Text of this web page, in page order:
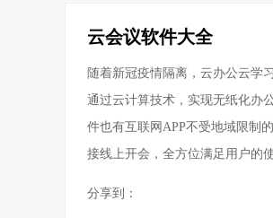
云会议软件大全
随着新冠疫情隔离，云办公云学
通过云计算技术，实现无纸化办
件也有互联网APP不受地域限制
接线上开会，全方位满足用户的
分享到：